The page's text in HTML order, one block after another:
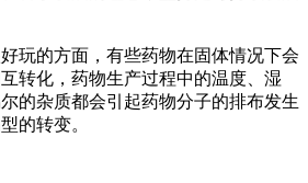
玩的方面，有些药物在固体情况下会
转化，药物生产过程中的温度、湿
的杂质都会引起药物分子的排布发生
的转变。